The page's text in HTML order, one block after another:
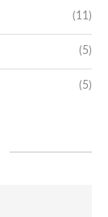
(11)
(5)
(5)